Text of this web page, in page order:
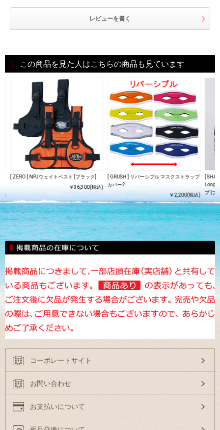
レビューを書く
この商品を見た人はこちらの商品も見ています
)
[ ZERO ] NPJウェイトベスト [ブラック]
￥36,300(税込)
[ GRUSH ] リバーシブル マスクストラップ
カバー2
￥2,200(税込)
[
Long
ブ [ブ
コーポレートサイト
お問い合わせ
お支払いについて